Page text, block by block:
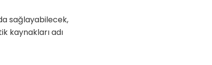
sağlayabilecek,
kaynakları adı